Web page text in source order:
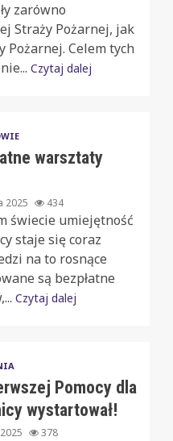
zarówno
Straży Pożarnej, jak
Pożarnej. Celem tych
Czytaj dalej
warsztaty
2025 434
świecie umiejętność
staje się coraz
na to rosnące
są bezpłatne
Czytaj dalej
Pomocy dla
wystartował!
378